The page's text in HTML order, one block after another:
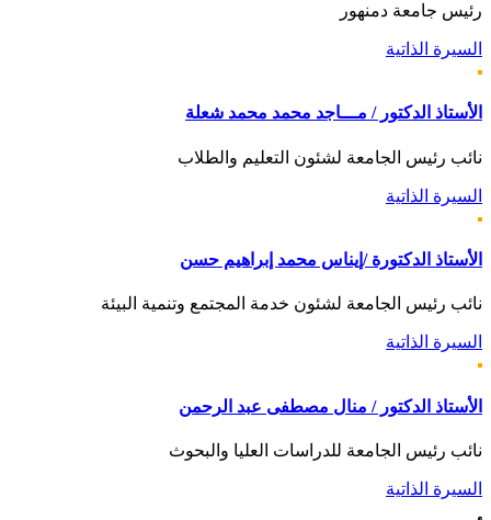
رئيس جامعة دمنهور
السيرة الذاتية
الأستاذ الدكتور / مـــاجد محمد محمد شعلة
نائب رئيس الجامعة لشئون التعليم والطلاب
السيرة الذاتية
الأستاذ الدكتورة /إيناس محمد إبراهيم حسن
نائب رئيس الجامعة لشئون خدمة المجتمع وتنمية البيئة
السيرة الذاتية
الأستاذ الدكتور / منال مصطفى عبد الرحمن
نائب رئيس الجامعة للدراسات العليا والبحوث
السيرة الذاتية